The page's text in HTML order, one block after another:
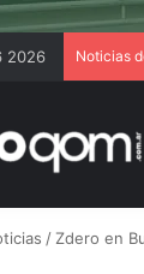
2026 Noticias
/ Zdero en